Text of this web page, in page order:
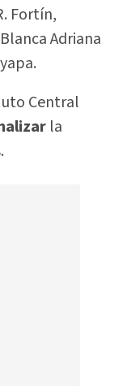
Fortín,
Adriana
Central
la